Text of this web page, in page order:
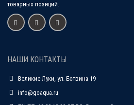
товарных позиций.
НАШИ КОНТАКТЫ
Великие Луки, ул. Ботвина 19
info@goaqua.ru